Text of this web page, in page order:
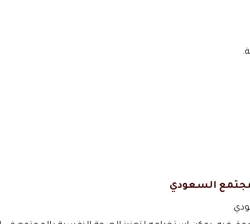
السعودي